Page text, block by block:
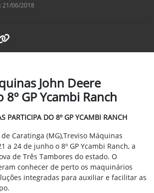
21/06/2018
John Deere
GP Ycambi Ranch
PARTICIPA DO 8º GP YCAMBI RANCH
Caratinga (MG),Treviso Máquinas
a 24 de junho o 8º GP Ycambi Ranch, a
de Três Tambores do estado. O
conhecer de perto os maquinários
integradas para auxiliar e facilitar as